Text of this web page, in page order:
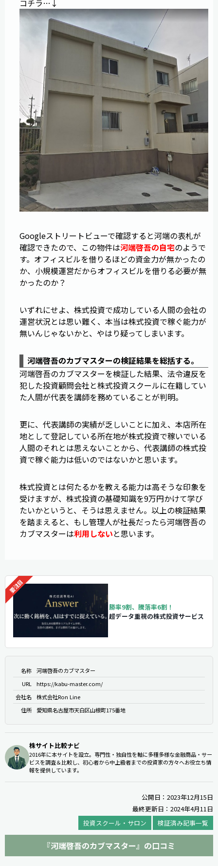
コチラ…↓
Googleストリートビューで確認すると河端の表札が
確認できたので、この物件は河端啓吾の自宅のようで
す。オフィスビルを借りるほどの資金力が無かったの
か、小規模運営だからオフィスビルを借りる必要が無
かったのか？
いずれにせよ、株式投資で成功している人間の会社の
運営状況とは思い難く、本当は株式投資で稼ぐ能力が
無いんじゃないかと、やはり疑ってしまいます。
河端啓吾のカブマスターの検証結果を総括する。
河端啓吾のカブマスターを検証した結果、法令違反を
犯した投資顧問会社と株式投資スクールに在籍してい
た人間が代表を講師を務めていることが判明。
更に、代表講師の実績が乏しいことに加え、本店所在
地として登記している所在地が株式投資で稼いでいる
人間のそれとは思えないことから、代表講師の株式投
資で稼ぐ能力は低いのではないかと思います。
株式投資とは何たるかを教える能力は高そうな印象を
受けますが、株式投資の基礎知識を9万円かけて学び
たいかというと、そうは思えません。以上の検証結果
を踏まえると、もし管理人が社長だったら河端啓吾の
カブマスターは利用しないと思います。
勝率9割、騰落率6割！
超データ重視の株式投資サービス
名称
河端啓吾のカブマスター
URL
https://kabu-master.com/
会社名
株式会社Ron Line
住所
愛知県名古屋市天白区山根町175番地
株サイト比較ナビ
2016年に本サイトを設立。専門性・独自性を軸に多種多様な金融商品・サー
ビスを調査＆比較し、初心者から中上級者までの投資家の方々へお役立ち情
報を提供しています。
公開日：2023年12月15日
最終更新日：2024年4月11日
投資スクール・サロン
検証済み記事一覧
『河端啓吾のカブマスター』の口コミ